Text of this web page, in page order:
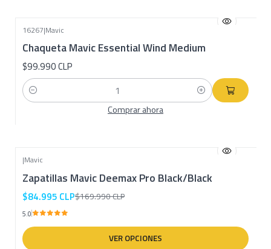
16267|Mavic
Chaqueta Mavic Essential Wind Medium
$99.990 CLP
Cantidad
Comprar ahora
|Mavic
Zapatillas Mavic Deemax Pro Black/Black
$84.995 CLP$169.990 CLP
5.0
VER OPCIONES